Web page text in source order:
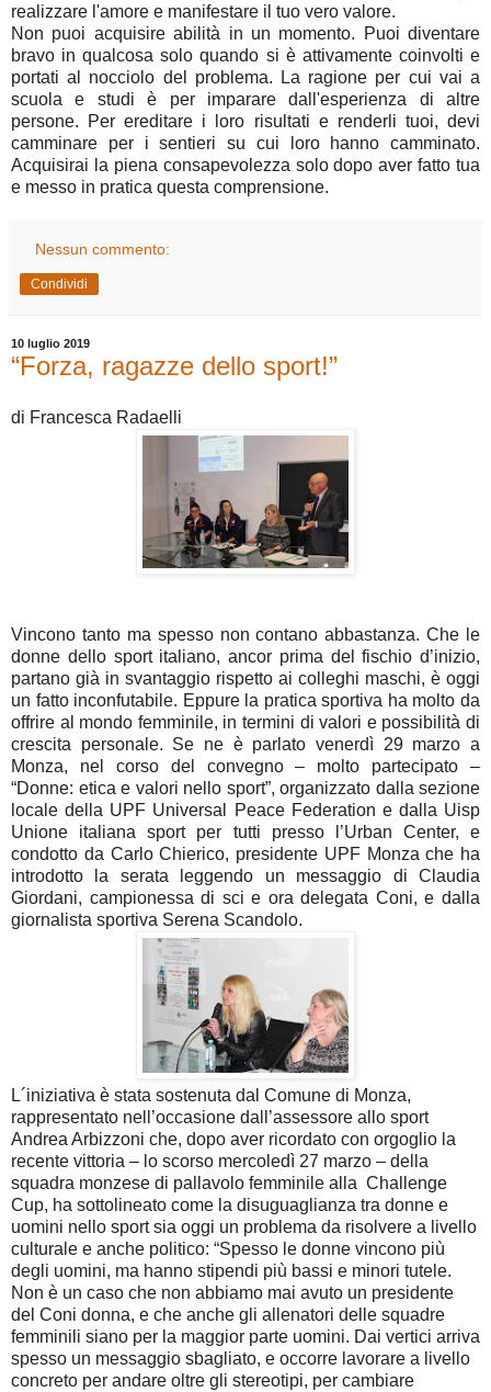
realizzare l'amore e manifestare il tuo vero valore.
Non puoi acquisire abilità in un momento. Puoi diventare
bravo in qualcosa solo quando si è attivamente coinvolti e
portati al nocciolo del problema. La ragione per cui vai a
scuola e studi è per imparare dall'esperienza di altre
persone. Per ereditare i loro risultati e renderli tuoi, devi
camminare per i sentieri su cui loro hanno camminato.
Acquisirai la piena consapevolezza solo dopo aver fatto tua
e messo in pratica questa comprensione.
Nessun commento:
Condividi
10 luglio 2019
“Forza, ragazze dello sport!”
di Francesca Radaelli
Vincono tanto ma spesso non contano abbastanza. Che le
donne dello sport italiano, ancor prima del fischio d’inizio,
partano già in svantaggio rispetto ai colleghi maschi, è oggi
un fatto inconfutabile. Eppure la pratica sportiva ha molto da
offrire al mondo femminile, in termini di valori e possibilità di
crescita personale. Se ne è parlato venerdì 29 marzo a
Monza, nel corso del convegno – molto partecipato –
“Donne: etica e valori nello sport”, organizzato dalla sezione
locale della UPF Universal Peace Federation e dalla Uisp
Unione italiana sport per tutti presso l’Urban Center, e
condotto da Carlo Chierico, presidente UPF Monza che ha
introdotto la serata leggendo un messaggio di Claudia
Giordani, campionessa di sci e ora delegata Coni, e dalla
giornalista sportiva Serena Scandolo.
L´iniziativa è stata sostenuta dal Comune di Monza,
rappresentato nell’occasione dall’assessore allo sport
Andrea Arbizzoni che, dopo aver ricordato con orgoglio la
recente vittoria – lo scorso mercoledì 27 marzo – della
squadra monzese di pallavolo femminile alla Challenge
Cup, ha sottolineato come la disuguaglianza tra donne e
uomini nello sport sia oggi un problema da risolvere a livello
culturale e anche politico: “Spesso le donne vincono più
degli uomini, ma hanno stipendi più bassi e minori tutele.
Non è un caso che non abbiamo mai avuto un presidente
del Coni donna, e che anche gli allenatori delle squadre
femminili siano per la maggior parte uomini. Dai vertici arriva
spesso un messaggio sbagliato, e occorre lavorare a livello
concreto per andare oltre gli stereotipi, per cambiare